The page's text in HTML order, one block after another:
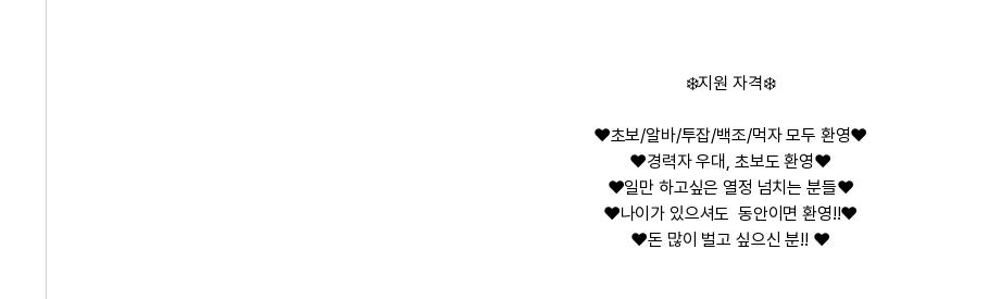
❄️지원 자격❄️
❤️초보/알바/투잡/백조/먹자 모두 환영❤️
❤️경력자 우대, 초보도 환영❤️
❤️일만 하고싶은 열정 넘치는 분들❤️
❤️나이가 있으셔도 동안이면 환영!!❤️
❤️돈 많이 벌고 싶으신 분!! ❤️